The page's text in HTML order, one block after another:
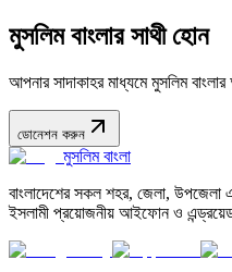
মুসলিম বাংলার সাথী হোন
আপনার সাদাকাহর মাধ্যমে মুসলিম
ডোনেশন করুন
মুসলিম বাংলা
বাংলাদেশের সকল শহর, জেলা, উপজেলা
ইসলামী প্রয়োজনীয় আইফোন ও এন্ড্রয়েড